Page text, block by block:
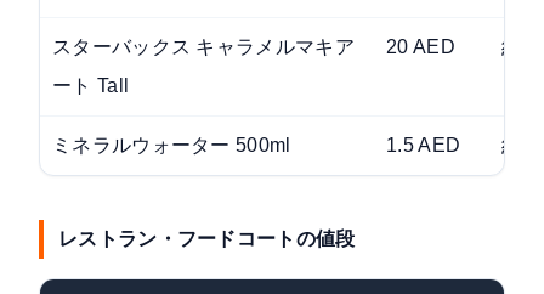
スターバックス キャラメルマキア
ート Tall
20 AED 約
ミネラルウォーター 500ml 1.5 AED 約
レストラン・フードコートの値段